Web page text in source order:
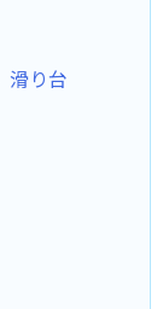
滑り台